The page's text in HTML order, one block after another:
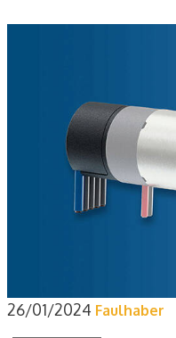
26/01/2024 Faulhaber